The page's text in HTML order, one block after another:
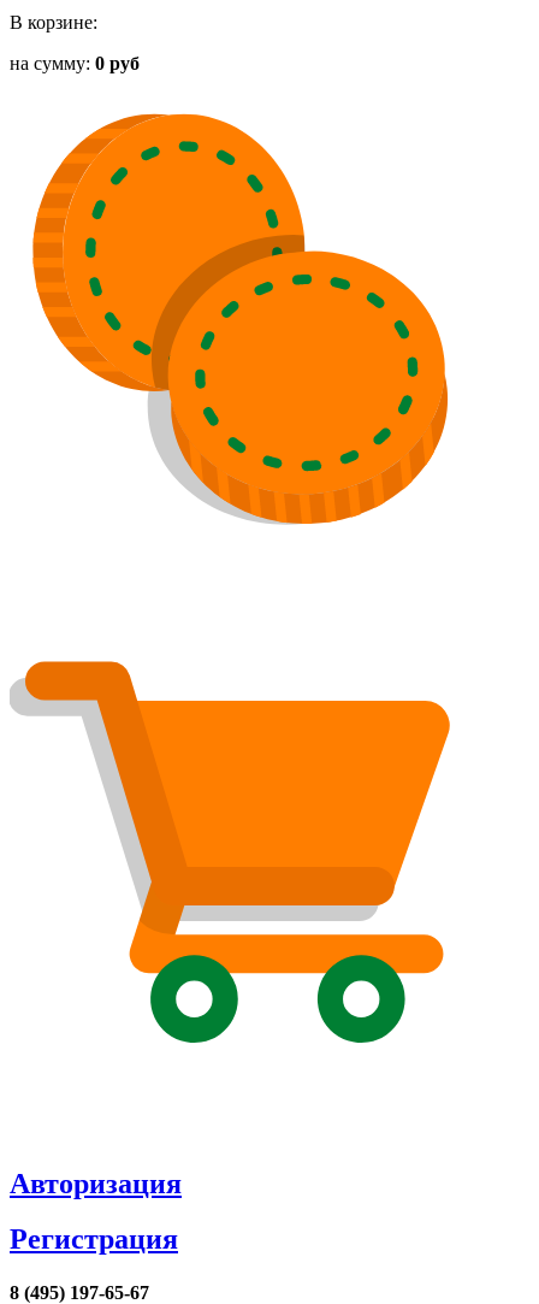
В корзине:
на сумму: 0 руб
Авторизация
Регистрация
8 (495) 197-65-67